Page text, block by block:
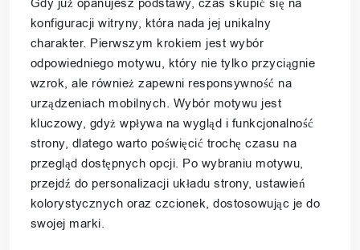
konfiguracji witryny, która nada jej unikalny
charakter. Pierwszym krokiem jest wybór
odpowiedniego motywu, który nie tylko przyciągnie
wzrok, ale również zapewni responsywność na
urządzeniach mobilnych. Wybór motywu jest
kluczowy, gdyż wpływa na wygląd i funkcjonalność
strony, dlatego warto poświęcić trochę czasu na
przegląd dostępnych opcji. Po wybraniu motywu,
przejdź do personalizacji układu strony, ustawień
kolorystycznych oraz czcionek, dostosowując je do
swojej marki.